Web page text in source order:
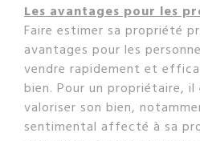
Les avantages pour les
Faire estimer sa propriété
avantages pour les
vendre rapidement et
bien. Pour un propriétaire,
valoriser son bien,
sentimental affecté à sa